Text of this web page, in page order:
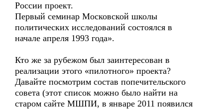
России проект.
Первый семинар Московской школы
политических исследований состоялся в
начале апреля 1993 года».
Кто же за рубежом был заинтересован в
реализации этого «пилотного» проекта?
Давайте посмотрим состав попечительского
совета (этот список можно было найти на
старом сайте МШПИ, в январе 2011 появился